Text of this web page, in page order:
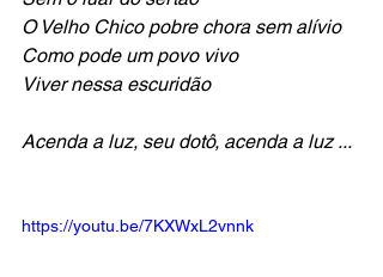
O Velho Chico pobre chora sem alívio
Como pode um povo vivo
Viver nessa escuridão
Acenda a luz, seu dotô, acenda a luz ...
https://youtu.be/7KXWxL2vnnk